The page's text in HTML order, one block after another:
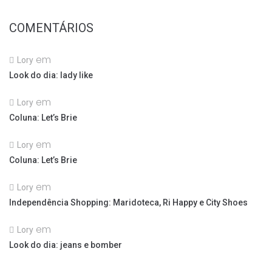
COMENTÁRIOS
Lory em
Look do dia: lady like
Lory em
Coluna: Let’s Brie
Lory em
Coluna: Let’s Brie
Lory em
Independência Shopping: Maridoteca, Ri Happy e City Shoes
Lory em
Look do dia: jeans e bomber